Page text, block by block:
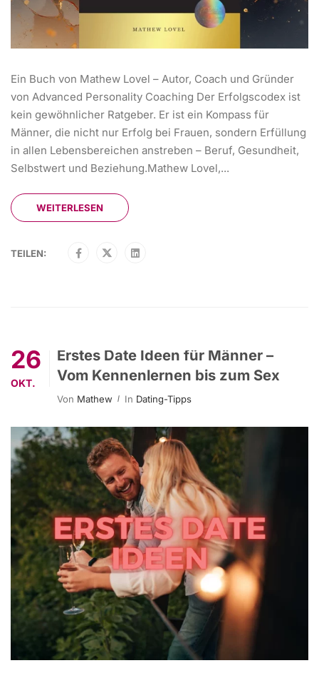
Ein Buch von Mathew Lovel – Autor, Coach und Gründer
von Advanced Personality Coaching Der Erfolgscodex ist
kein gewöhnlicher Ratgeber. Er ist ein Kompass für
Männer, die nicht nur Erfolg bei Frauen, sondern Erfüllung
in allen Lebensbereichen anstreben – Beruf, Gesundheit,
Selbstwert und Beziehung.Mathew Lovel,...
WEITERLESEN
TEILEN:
26
OKT.
Erstes Date Ideen für Männer –
Vom Kennenlernen bis zum Sex
Von Mathew In Dating-Tipps